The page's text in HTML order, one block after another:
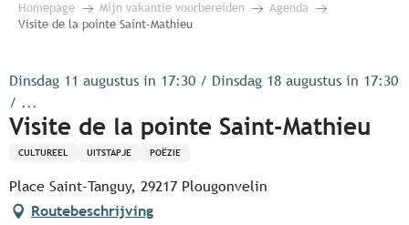
Homepage Mijn vakantie voorbereiden
Agenda
Visite de la pointe Saint-Mathieu
Dinsdag 11 augustus in 17:30 / Dinsdag 18 augustus in 17:30
/ ...
Visite de la pointe Saint-Mathieu
CULTUREEL UITSTAPJE POËZIE
Place Saint-Tanguy, 29217 Plougonvelin
Routebeschrijving